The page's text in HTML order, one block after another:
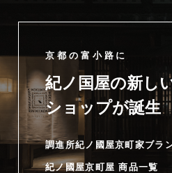
京都の富小路に
紀ノ国屋の新し
ショップが誕生
調進所紀ノ國屋京町家ブラ
紀ノ國屋京町屋 商品一覧